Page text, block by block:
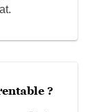
?